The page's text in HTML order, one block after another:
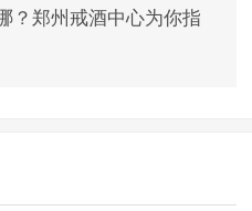
？郑州戒酒中心为你指